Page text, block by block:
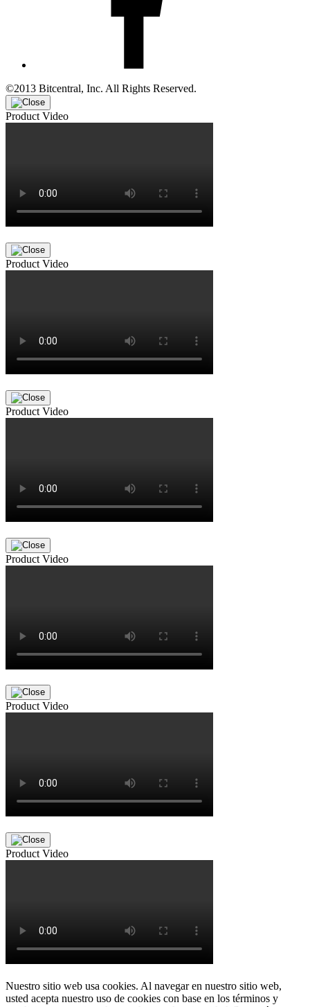
©2013 Bitcentral, Inc. All Rights Reserved.
Product Video
Product Video
Product Video
Product Video
Product Video
Product Video
Nuestro sitio web usa cookies. Al navegar en nuestro sitio web,
usted acepta nuestro uso de cookies con base en los términos y